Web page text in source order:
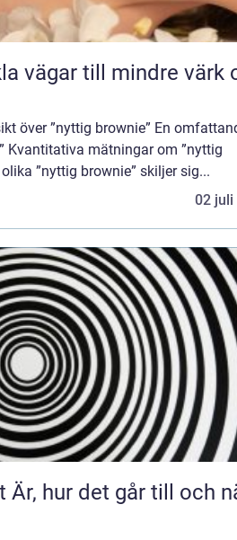
över ”nyttig brownie” En
Kvantitativa mätningar om ”nyttig
”nyttig brownie” skiljer sig...
02 juli